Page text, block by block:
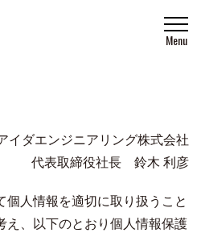
Menu
イダエンジニアリング株式会社
代表取締役社長 鈴木 利彦
個人情報を適切に取り扱うこと
え、以下のとおり個人情報保護